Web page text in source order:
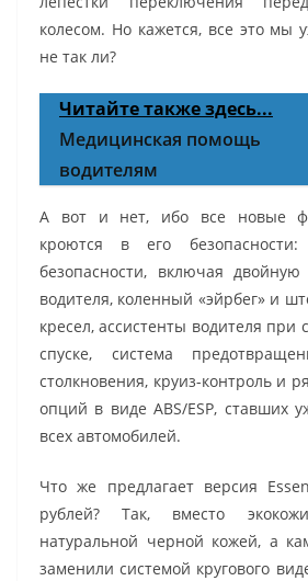
колесом. Но кажется, все это мы
не так ли?
Читайте также здесь...
Медицинская помощь
водителям
А вот и нет, ибо все новые
кроются в его
безопасности, включая
водителя, коленный «эйрбег» и
кресел, ассистенты водителя при
спуске, система
столкновения, круиз-контроль и
опций в виде ABS/ESP, ставших
всех автомобилей.
Что же предлагает версия
рублей? Так, вместо
натуральной черной кожей, а
заменили системой кругового